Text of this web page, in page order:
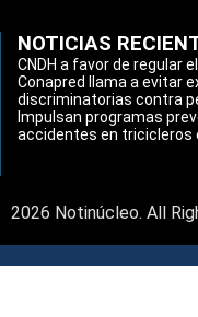
NOTICIAS
CNDH a favor de regular
Conapred llama a evitar
discriminatorias contra
Impulsan programas
accidentes en tricicleros
2026 Notinúcleo. All